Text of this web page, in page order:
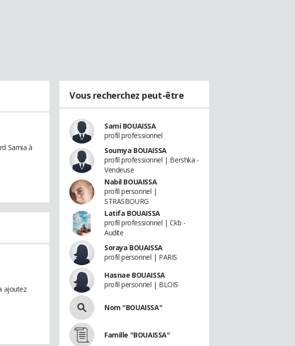
Samia à
ajoutez
Vous recherchez peut-être
Sami BOUAISSA
profil professionnel
Soumya BOUAISSA
profil professionnel | Bershka -
Vendeuse
Nabil BOUAISSA
profil personnel |
STRASBOURG
Latifa BOUAISSA
profil professionnel | Ckb -
Audite
Soraya BOUAISSA
profil personnel | PARIS
Hasnae BOUAISSA
profil personnel | BLOIS
Nom "BOUAISSA"
Famille "BOUAISSA"